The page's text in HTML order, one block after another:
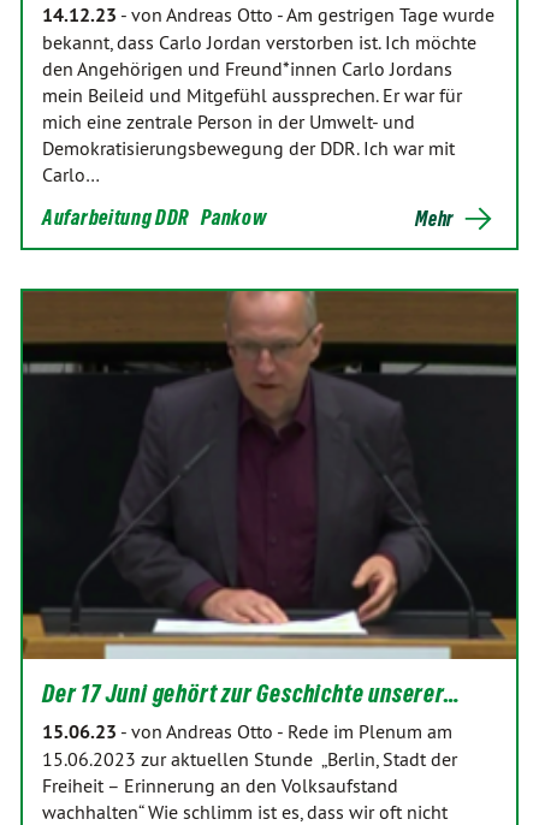
14.12.23 - von Andreas Otto -Am gestrigen Tage wurde
bekannt, dass Carlo Jordan verstorben ist. Ich möchte
den Angehörigen und Freund*innen Carlo Jordans
mein Beileid und Mitgefühl aussprechen. Er war für
mich eine zentrale Person in der Umwelt- und
Demokratisierungsbewegung der DDR. Ich war mit
Carlo…
Aufarbeitung DDR Pankow Mehr
Der 17 Juni gehört zur Geschichte unserer…
15.06.23 - von Andreas Otto - Rede im Plenum am
15.06.2023 zur aktuellen Stunde „Berlin, Stadt der
Freiheit – Erinnerung an den Volksaufstand
wachhalten“ Wie schlimm ist es, dass wir oft nicht